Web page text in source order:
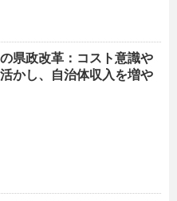
県政改革：コスト意識や
かし、自治体収入を増や